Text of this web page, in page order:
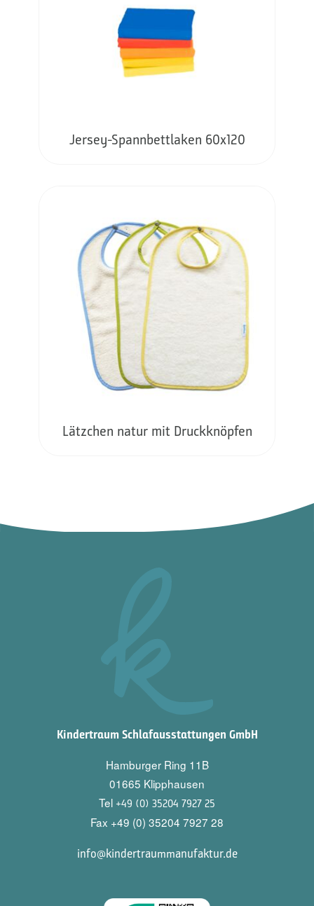
Jersey-Spannbettlaken 60x120
Lätzchen natur mit Druckknöpfen
Kindertraum Schlafausstattungen GmbH
Hamburger Ring 11B
01665 Klipphausen
Tel +49 (0) 35204 7927 25
Fax +49 (0) 35204 7927 28
info@kindertraummanufaktur.de